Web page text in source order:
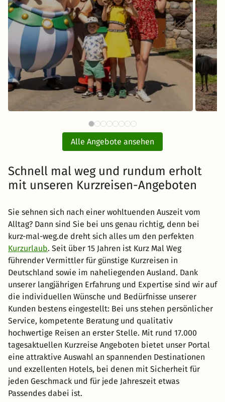
ab81 €
BELANTIS - Das AbenteuerReich
mit Hotel und Eintritt
inkl. Übernachtung und Frühstück
Zum Angebot
Alle Angebote ansehen
Schnell mal weg und rundum erholt
mit unseren Kurzreisen-Angeboten
Sie sehnen sich nach einer wohltuenden Auszeit vom
Alltag? Dann sind Sie bei uns genau richtig, denn bei
kurz-mal-weg.de dreht sich alles um den perfekten
Kurzurlaub. Seit über 15 Jahren ist Kurz Mal Weg
führender Vermittler für günstige Kurzreisen in
Deutschland sowie im naheliegenden Ausland. Dank
unserer langjährigen Erfahrung und Expertise sind wir auf
die individuellen Wünsche und Bedürfnisse unserer
Kunden bestens eingestellt: Bei uns stehen persönlicher
Service, kompetente Beratung und qualitativ
hochwertige Reisen an erster Stelle. Mit rund 17.000
tagesaktuellen Kurzreise Angeboten bietet unser Portal
eine attraktive Auswahl an spannenden Destinationen
und exzellenten Hotels, bei denen mit Sicherheit für
jeden Geschmack und für jede Jahreszeit etwas
Passendes dabei ist.